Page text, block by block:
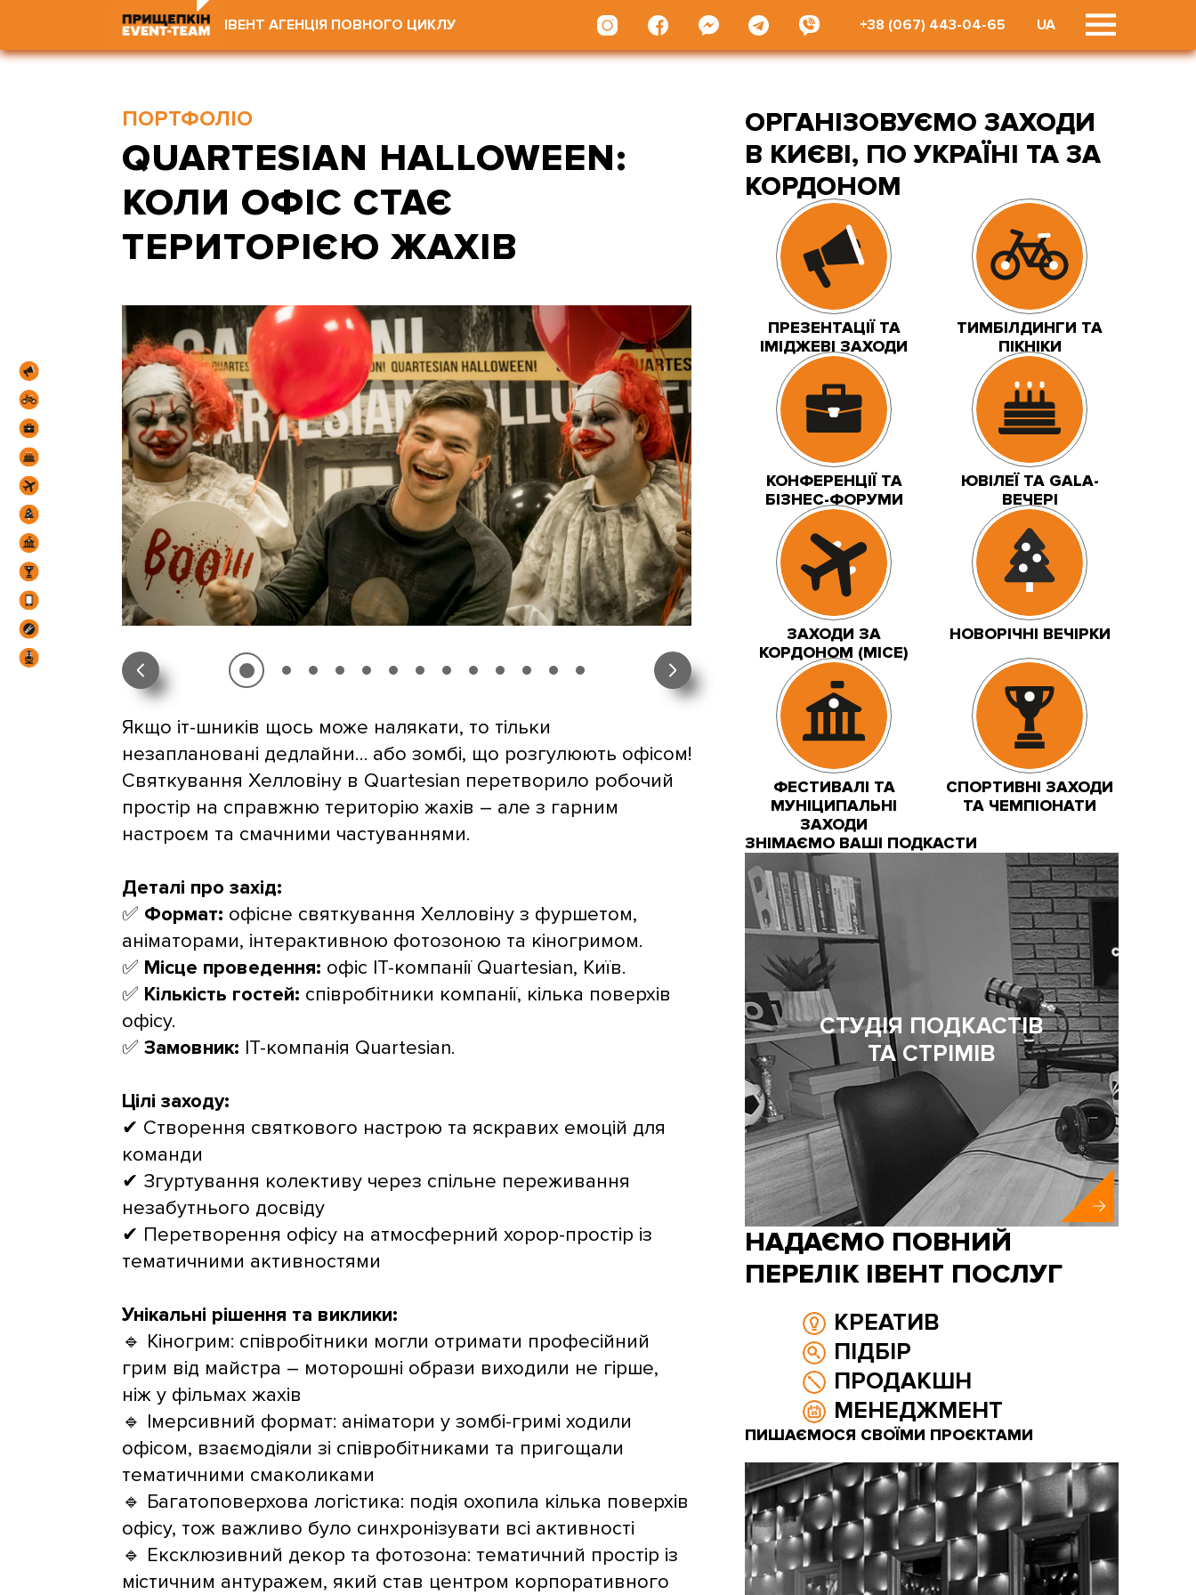
ІВЕНТ АГЕНЦІЯ ПОВНОГО ЦИКЛУ +38 (067) 443-04-65 UA
ПОРТФОЛІО
QUARTESIAN HALLOWEEN:
КОЛИ ОФІС СТАЄ
ТЕРИТОРІЄЮ ЖАХІВ
Якщо іт-шників щось може налякати, то тільки
незаплановані дедлайни… або зомбі, що розгулюють офісом!
Святкування Хелловіну в Quartesian перетворило робочий
простір на справжню територію жахів – але з гарним
настроєм та смачними частуваннями.
Деталі про захід:
✅ Формат: офісне святкування Хелловіну з фуршетом,
аніматорами, інтерактивною фотозоною та кіногримом.
✅ Місце проведення: офіс IT-компанії Quartesian, Київ.
✅ Кількість гостей: співробітники компанії, кілька поверхів
офісу.
✅ Замовник: IT-компанія Quartesian.
Цілі заходу:
✔ Створення святкового настрою та яскравих емоцій для
команди
✔ Згуртування колективу через спільне переживання
незабутнього досвіду
✔ Перетворення офісу на атмосферний хорор-простір із
тематичними активностями
Унікальні рішення та виклики:
🔹 Кіногрим: співробітники могли отримати професійний
грим від майстра – моторошні образи виходили не гірше,
ніж у фільмах жахів
🔹 Імерсивний формат: аніматори у зомбі-гримі ходили
офісом, взаємодіяли зі співробітниками та пригощали
тематичними смаколиками
🔹 Багатоповерхова логістика: подія охопила кілька поверхів
офісу, тож важливо було синхронізувати всі активності
🔹 Ексклюзивний декор та фотозона: тематичний простір із
містичним антуражем, який став центром корпоративного
ОРГАНІЗОВУЄМО ЗАХОДИ
В КИЄВІ, ПО УКРАЇНІ ТА ЗА
КОРДОНОМ
ПРЕЗЕНТАЦІЇ ТА
ІМІДЖЕВІ ЗАХОДИ
ТИМБІЛДИНГИ ТА
ПІКНІКИ
КОНФЕРЕНЦІЇ ТА
БІЗНЕС-ФОРУМИ
ЮВІЛЕЇ ТА GALA-
ВЕЧЕРІ
ЗАХОДИ ЗА
КОРДОНОМ (MICE)
НОВОРІЧНІ ВЕЧІРКИ
ФЕСТИВАЛІ ТА
МУНІЦИПАЛЬНІ
ЗАХОДИ
СПОРТИВНІ ЗАХОДИ
ТА ЧЕМПІОНАТИ
ЗНІМАЄМО ВАШІ ПОДКАСТИ
СТУДІЯ ПОДКАСТІВ
ТА СТРІМІВ
НАДАЄМО ПОВНИЙ
ПЕРЕЛІК ІВЕНТ ПОСЛУГ
КРЕАТИВ
ПІДБІР
ПРОДАКШН
МЕНЕДЖМЕНТ
ПИШАЄМОСЯ СВОЇМИ ПРОЄКТАМИ